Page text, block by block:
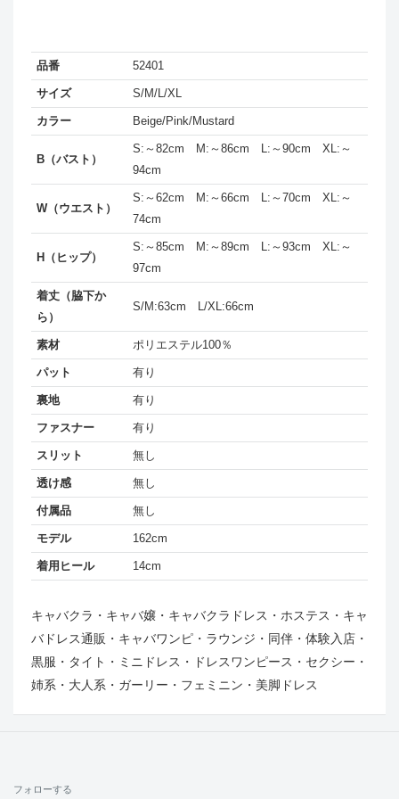
品番 52401
サイズ S/M/L/XL
カラー Beige/Pink/Mustard
B（バスト）
S:～82cm M:～86cm L:～90cm XL:～
94cm
W（ウエスト）
S:～62cm M:～66cm L:～70cm XL:～
74cm
H（ヒップ）
S:～85cm M:～89cm L:～93cm XL:～
97cm
着丈（脇下か
ら）
S/M:63cm L/XL:66cm
素材 ポリエステル100％
パット 有り
裏地 有り
ファスナー 有り
スリット 無し
透け感 無し
付属品 無し
モデル 162cm
着用ヒール 14cm
キャバクラ・キャバ嬢・キャバクラドレス・ホステス・キャ
バドレス通販・キャバワンピ・ラウンジ・同伴・体験入店・
黒服・タイト・ミニドレス・ドレスワンピース・セクシー・
姉系・大人系・ガーリー・フェミニン・美脚ドレス
フォローする